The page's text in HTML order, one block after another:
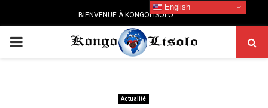
BIENVENUE À KONGOLISOLO
PRIMARY
Actualité
English